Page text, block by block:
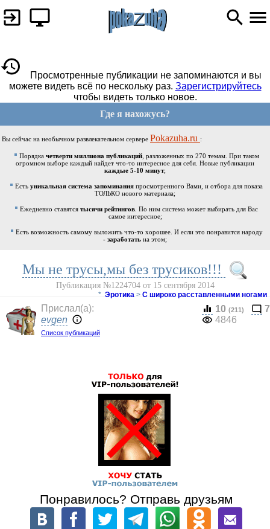
Просмотренные публикации не запоминаются и вы
можете видеть всё по нескольку раз. Зарегистрируйтесь
чтобы видеть только новое.
Где я нахожусь?
Вы сейчас на необычном развлекательном сервере Pokazuha.ru :
Порядка четверти миллиона публикаций, разложенных по 270 темам. При таком
огромном выборе каждый найдет что-то интересное для себя. Новые публикации
каждые 5-10 минут;
Есть уникальная система запоминания просмотренного Вами, и отбора для показа
ТОЛЬКО нового материала;
Ежедневно ставятся тысячи рейтингов . По ним система может выбирать для Вас
самое интересное;
Есть возможность самому выложить что-то хорошее. И если это понравится народу
- заработать на этом;
Мы не трусы,мы без трусиков!!!
Публикация №1224704 от 15 сентября 2014
* Эротика > С широко расставленными ногами
Прислал(a):
evgen
Список публикаций
10 (211)
7
4846
Понравилось? Отправь друзьям